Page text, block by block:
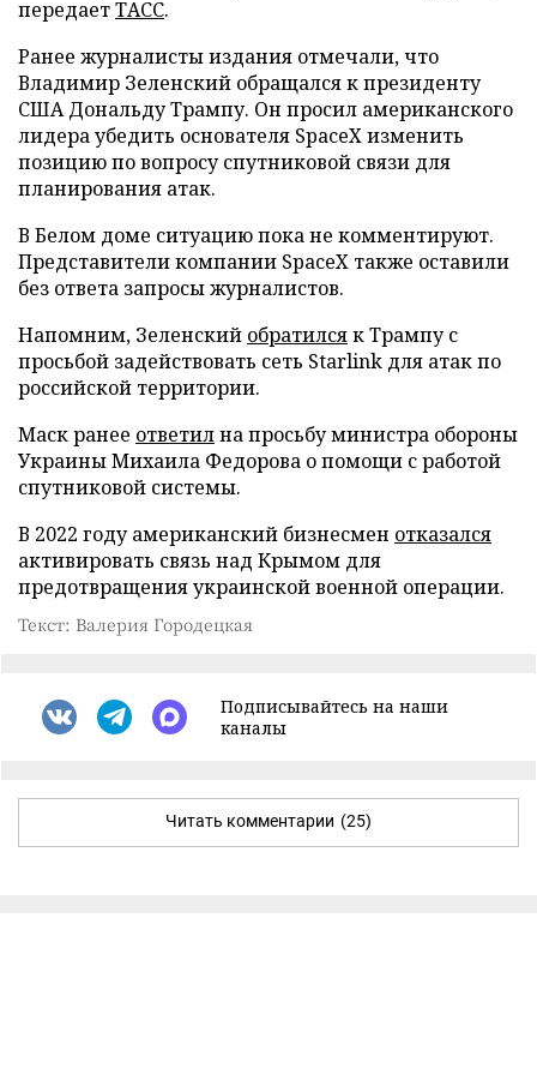
передаетТАСС.
Ранее журналисты издания отмечали, что
Владимир Зеленский обращался к президенту
США Дональду Трампу. Он просил американского
лидера убедить основателя SpaceX изменить
позицию по вопросу спутниковой связи для
планирования атак.
В Белом доме ситуацию пока не комментируют.
Представители компании SpaceX также оставили
без ответа запросы журналистов.
Напомним, Зеленский обратилсяк Трампу с
просьбой задействовать сеть Starlink для атак по
российской территории.
Маск ранее ответилна просьбу министра обороны
Украины Михаила Федорова о помощи с работой
спутниковой системы.
В 2022 году американский бизнесмен отказался
активировать связь над Крымом для
предотвращения украинской военной операции.
Текст: Валерия Городецкая
Подписывайтесь на наши
каналы
Читать комментарии (25)